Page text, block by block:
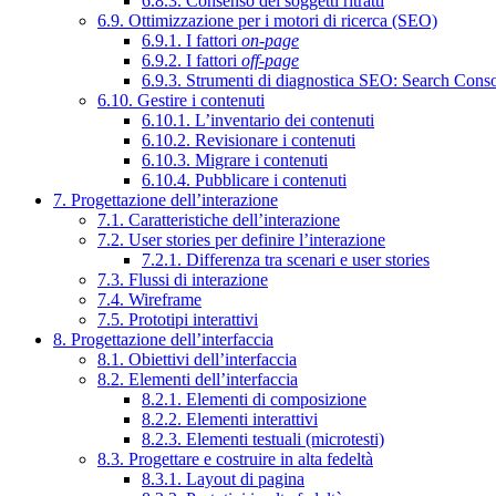
6.9. Ottimizzazione per i motori di ricerca (SEO)
6.9.1. I fattori on-page
6.9.2. I fattori off-page
6.9.3. Strumenti di diagnostica SEO: Search
6.10. Gestire i contenuti
6.10.1. L’inventario dei contenuti
6.10.2. Revisionare i contenuti
6.10.3. Migrare i contenuti
6.10.4. Pubblicare i contenuti
7. Progettazione dell’interazione
7.1. Caratteristiche dell’interazione
7.2. User stories per definire l’interazione
7.2.1. Differenza tra scenari e user stories
7.3. Flussi di interazione
7.4. Wireframe
7.5. Prototipi interattivi
8. Progettazione dell’interfaccia
8.1. Obiettivi dell’interfaccia
8.2. Elementi dell’interfaccia
8.2.1. Elementi di composizione
8.2.2. Elementi interattivi
8.2.3. Elementi testuali (microtesti)
8.3. Progettare e costruire in alta fedeltà
8.3.1. Layout di pagina